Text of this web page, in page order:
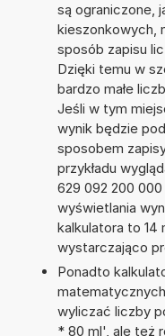
są ograniczone,
kieszonkowych,
sposób zapisu
Dzięki temu w
bardzo małe
Jeśli w tym
wynik będzie
sposobem
przykładu
629 092 200
wyświetlania
kalkulatora to 14
wystarczająco
Ponadto
wyliczać liczby
* 80 ml', ale też